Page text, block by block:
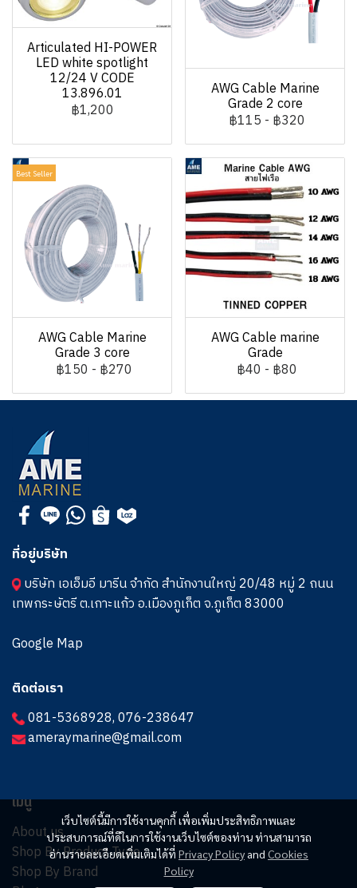
Articulated HI-POWER
LED white spotlight
12/24 V CODE
13.896.01
฿1,200
AWG Cable Marine
Grade 2 core
฿115 - ฿320
Best Seller
AWG Cable Marine
Grade 3 core
฿150 - ฿270
AWG Cable marine
Grade
฿40 - ฿80
เว็บไซต์นี้มีการใช้งานคุกกี้ เพื่อเพิ่มประสิทธิภาพและ
ประสบการณ์ที่ดีในการใช้งานเว็บไซต์ของท่าน ท่านสามารถ
อ่านรายละเอียดเพิ่มเติมได้ที่ Privacy Policyand Cookies
Policy
ที่อยู่บริษัท
บริษัท เอเอ็มอี มารีน จำกัด สำนักงานใหญ่ 20/48 หมู่ 2 ถนน
เทพกระษัตรี ต.เกาะแก้ว อ.เมืองภูเก็ต จ.ภูเก็ต 83000
Google Map
ติดต่อเรา
081-5368928,076-238647
ameraymarine@gmail.com
เมนู
About us
Shop By Product Type
Shop By Brand